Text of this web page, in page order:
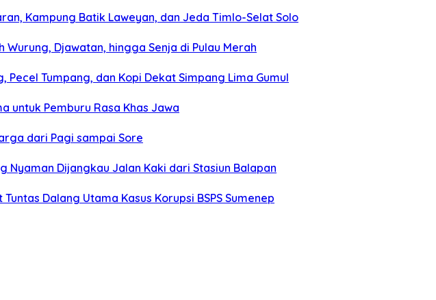
Kampung Batik Laweyan, dan Jeda Timlo-Selat Solo
Wurung, Djawatan, hingga Senja di Pulau Merah
Pecel Tumpang, dan Kopi Dekat Simpang Lima Gumul
untuk Pemburu Rasa Khas Jawa
dari Pagi sampai Sore
Nyaman Dijangkau Jalan Kaki dari Stasiun Balapan
Dalang Utama Kasus Korupsi BSPS Sumenep